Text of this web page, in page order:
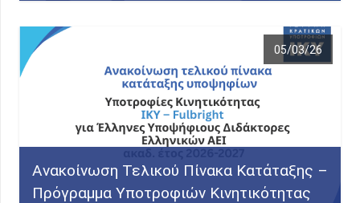
05/03/26
Ανακοίνωση Τελικού Πίνακα Κατάταξης –
Πρόγραμμα Υποτροφιών Κινητικότητας